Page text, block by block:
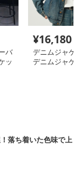
バ
ッ
¥16,180
デニムジャケ
デニムジャケ
落ち着いた色味で上